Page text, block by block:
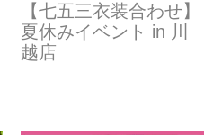
【七五三衣装合わせ】
夏休みイベント in 川
越店